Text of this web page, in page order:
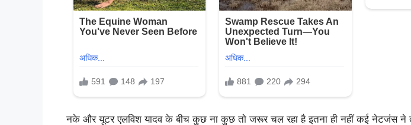
नके और यूटर एलविश यादव के बीच कुछ ना कुछ तो जरूर चल रहा है इतना ही नहीं कई नेटजंस ने